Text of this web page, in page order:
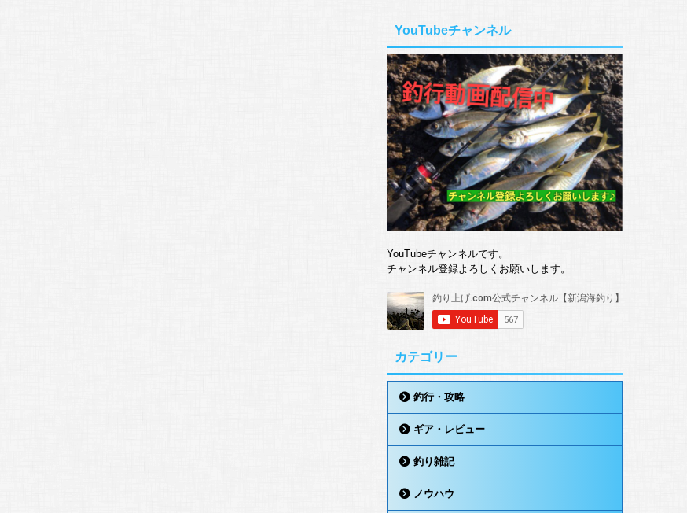
YouTubeチャンネル
YouTubeチャンネルです。
チャンネル登録よろしくお願いします。
カテゴリー
釣行・攻略
ギア・レビュー
釣り雑記
ノウハウ